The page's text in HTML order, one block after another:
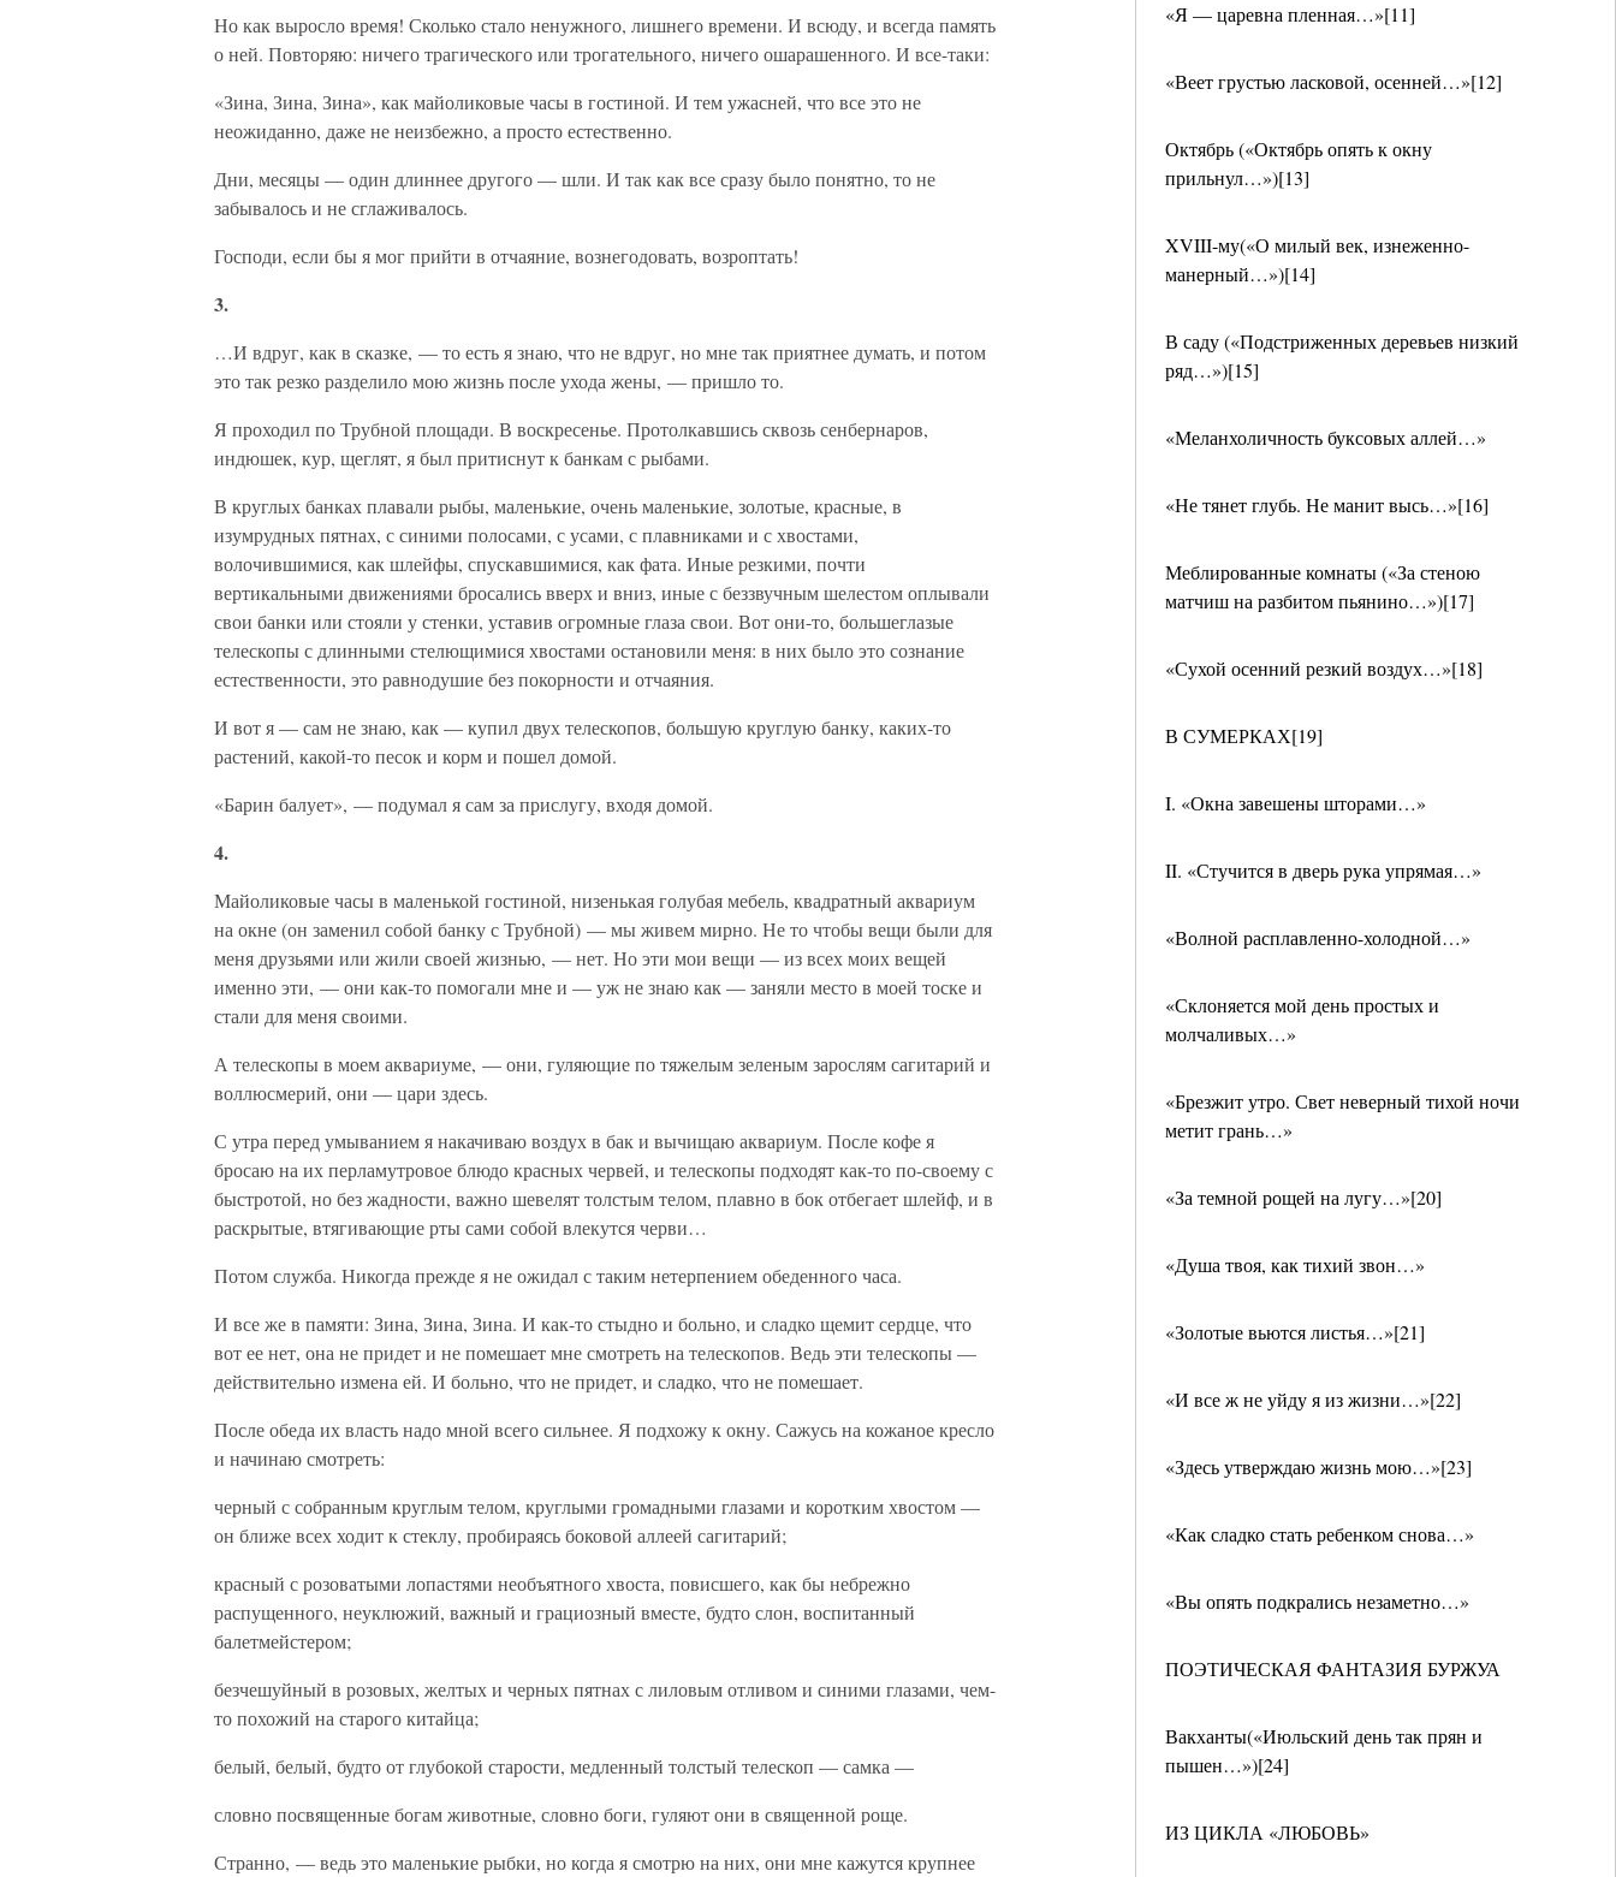
«Я — царевна пленная…»[11]
«Веет грустью ласковой, осенней…»[12]
Октябрь («Октябрь опять к окну
прильнул…»)[13]
XVIII-му(«О милый век, изнеженно-
манерный…»)[14]
В саду («Подстриженных деревьев низкий
ряд…»)[15]
«Меланхоличность буксовых аллей…»
«Не тянет глубь. Не манит высь…»[16]
Меблированные комнаты («За стеною
матчиш на разбитом пьянино…»)[17]
«Сухой осенний резкий воздух…»[18]
В СУМЕРКАХ[19]
I. «Окна завешены шторами…»
II. «Стучится в дверь рука упрямая…»
«Волной расплавленно-холодной…»
«Склоняется мой день простых и
молчаливых…»
«Брезжит утро. Свет неверный тихой ночи
метит грань…»
«За темной рощей на лугу…»[20]
«Душа твоя, как тихий звон…»
«Золотые вьются листья…»[21]
«И все ж не уйду я из жизни…»[22]
«Здесь утверждаю жизнь мою…»[23]
«Как сладко стать ребенком снова…»
«Вы опять подкрались незаметно…»
ПОЭТИЧЕСКАЯ ФАНТАЗИЯ БУРЖУА
Вакханты(«Июльский день так прян и
пышен…»)[24]
ИЗ ЦИКЛА «ЛЮБОВЬ»
Но как выросло время! Сколько стало ненужного, лишнего времени. И всюду, и всегда память
о ней. Повторяю: ничего трагического или трогательного, ничего ошарашенного. И все-таки:
«Зина, Зина, Зина», как майоликовые часы в гостиной. И тем ужасней, что все это не
неожиданно, даже не неизбежно, а просто естественно.
Дни, месяцы — один длиннее другого — шли. И так как все сразу было понятно, то не
забывалось и не сглаживалось.
Господи, если бы я мог прийти в отчаяние, вознегодовать, возроптать!
3.
…И вдруг, как в сказке, — то есть я знаю, что не вдруг, но мне так приятнее думать, и потом
это так резко разделило мою жизнь после ухода жены, — пришло то.
Я проходил по Трубной площади. В воскресенье. Протолкавшись сквозь сенбернаров,
индюшек, кур, щеглят, я был притиснут к банкам с рыбами.
В круглых банках плавали рыбы, маленькие, очень маленькие, золотые, красные, в
изумрудных пятнах, с синими полосами, с усами, с плавниками и с хвостами,
волочившимися, как шлейфы, спускавшимися, как фата. Иные резкими, почти
вертикальными движениями бросались вверх и вниз, иные с беззвучным шелестом оплывали
свои банки или стояли у стенки, уставив огромные глаза свои. Вот они-то, большеглазые
телескопы с длинными стелющимися хвостами остановили меня: в них было это сознание
естественности, это равнодушие без покорности и отчаяния.
И вот я — сам не знаю, как — купил двух телескопов, большую круглую банку, каких-то
растений, какой-то песок и корм и пошел домой.
«Барин балует», — подумал я сам за прислугу, входя домой.
4.
Майоликовые часы в маленькой гостиной, низенькая голубая мебель, квадратный аквариум
на окне (он заменил собой банку с Трубной) — мы живем мирно. Не то чтобы вещи были для
меня друзьями или жили своей жизнью, — нет. Но эти мои вещи — из всех моих вещей
именно эти, — они как-то помогали мне и — уж не знаю как — заняли место в моей тоске и
стали для меня своими.
А телескопы в моем аквариуме, — они, гуляющие по тяжелым зеленым зарослям сагитарий и
воллюсмерий, они — цари здесь.
С утра перед умыванием я накачиваю воздух в бак и вычищаю аквариум. После кофе я
бросаю на их перламутровое блюдо красных червей, и телескопы подходят как-то по-своему с
быстротой, но без жадности, важно шевелят толстым телом, плавно в бок отбегает шлейф, и в
раскрытые, втягивающие рты сами собой влекутся черви…
Потом служба. Никогда прежде я не ожидал с таким нетерпением обеденного часа.
И все же в памяти: Зина, Зина, Зина. И как-то стыдно и больно, и сладко щемит сердце, что
вот ее нет, она не придет и не помешает мне смотреть на телескопов. Ведь эти телескопы —
действительно измена ей. И больно, что не придет, и сладко, что не помешает.
После обеда их власть надо мной всего сильнее. Я подхожу к окну. Сажусь на кожаное кресло
и начинаю смотреть:
черный с собранным круглым телом, круглыми громадными глазами и коротким хвостом —
он ближе всех ходит к стеклу, пробираясь боковой аллеей сагитарий;
красный с розоватыми лопастями необъятного хвоста, повисшего, как бы небрежно
распущенного, неуклюжий, важный и грациозный вместе, будто слон, воспитанный
балетмейстером;
безчешуйный в розовых, желтых и черных пятнах с лиловым отливом и синими глазами, чем-
то похожий на старого китайца;
белый, белый, будто от глубокой старости, медленный толстый телескоп — самка —
словно посвященные богам животные, словно боги, гуляют они в священной роще.
Странно, — ведь это маленькие рыбки, но когда я смотрю на них, они мне кажутся крупнее